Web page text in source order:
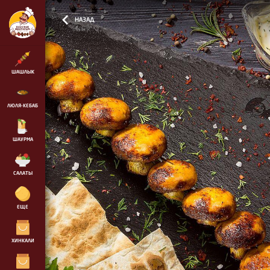
maps.yandex.ru/services/constructor/1.0/js/?
ШАШЛЫК
ЛЮЛЯ-КЕБАБ
ШАУРМА
САЛАТЫ
ЕЩЕ
ХИНКАЛИ
до
СВИНИНА ШЕЙКА 460
СВИНИНА КОРЕЙКА 460
НАЗАД